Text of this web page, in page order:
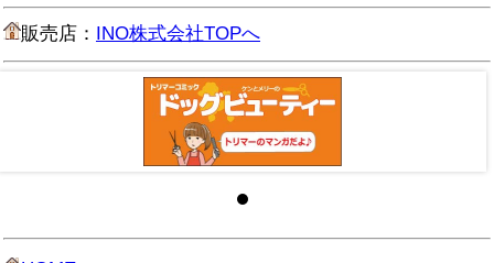
販売店： INO株式会社TOPへ